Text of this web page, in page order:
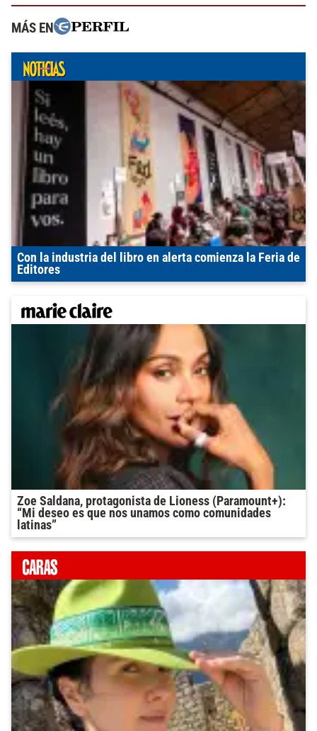
MÁS EN
Con la industria del libro en alerta comienza la Feria de
Editores
Zoe Saldana, protagonista de Lioness (Paramount+):
“Mi deseo es que nos unamos como comunidades
latinas”